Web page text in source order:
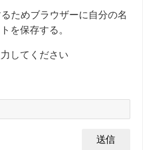
ためブラウザーに自分の名
を保存する。
してください